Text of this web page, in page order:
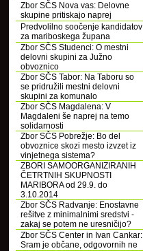
Zbor SČS Nova vas: Delovne
skupine pritiskajo naprej
Predvolilno soočenje kandidatov
za mariboskega župana
Zbor SČS Studenci: O mestni
delovni skupini za Južno
obvoznico
Zbor SČS Tabor: Na Taboru so
se pridružili mestni delovni
skupini za komunalo
Zbor SČS Magdalena: V
Magdaleni še naprej na temo
solidarnosti
Zbor SČS Pobrežje: Bo del
obvoznice skozi mesto izvzet iz
vinjetnega sistema?
ZBORI SAMOORGANIZIRANIH
ČETRTNIH SKUPNOSTI
MARIBORA od 29.9. do
3.10.2014
Zbor SČS Radvanje: Enostavne
rešitve z minimalnimi sredstvi -
zakaj se potem ne uresničijo?
Zbor SČS Center in Ivan Cankar:
Sram je občane, odgovornih ne